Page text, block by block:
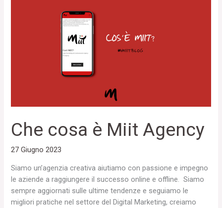
Che cosa è Miit Agency
27 Giugno 2023
Siamo un’agenzia creativa aiutiamo con passione e impegno
le aziende a raggiungere il successo online e offline. Siamo
sempre aggiornati sulle ultime tendenze e seguiamo le
migliori pratiche nel settore del Digital Marketing, creiamo